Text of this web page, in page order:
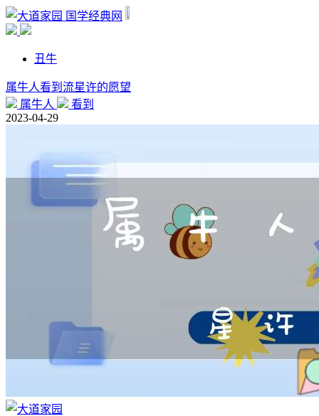
国学经典网
丑牛
属牛人看到流星许的愿望
属牛人
看到
2023-04-29